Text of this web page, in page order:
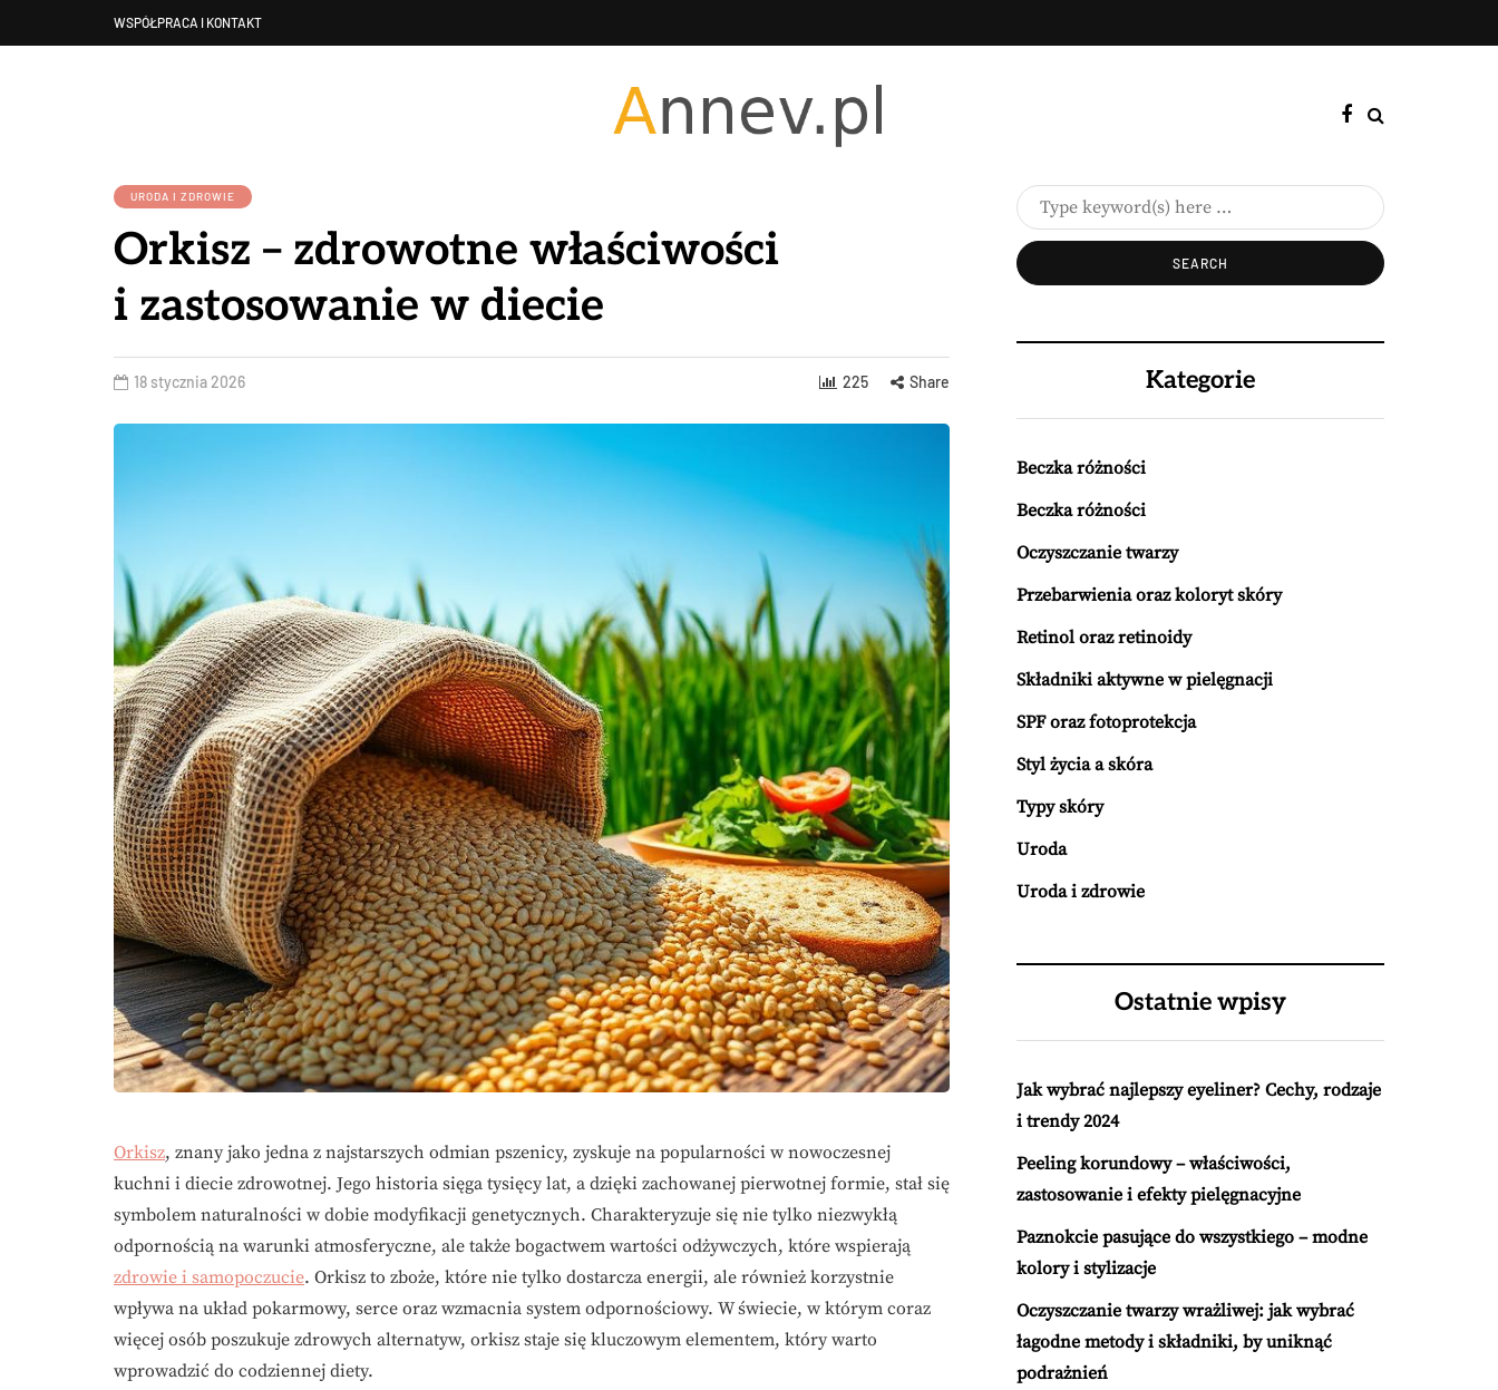
WSPÓŁPRACA I KONTAKT
URODA I ZDROWIE
Orkisz – zdrowotne właściwości
i zastosowanie w diecie
18 stycznia 2026 225 Share
Orkisz, znany jako jedna z najstarszych odmian pszenicy, zyskuje na popularności w nowoczesnej
kuchni i diecie zdrowotnej. Jego historia sięga tysięcy lat, a dzięki zachowanej pierwotnej formie, stał się
symbolem naturalności w dobie modyfikacji genetycznych. Charakteryzuje się nie tylko niezwykłą
odpornością na warunki atmosferyczne, ale także bogactwem wartości odżywczych, które wspierają
zdrowie i samopoczucie. Orkisz to zboże, które nie tylko dostarcza energii, ale również korzystnie
wpływa na układ pokarmowy, serce oraz wzmacnia system odpornościowy. W świecie, w którym coraz
więcej osób poszukuje zdrowych alternatyw, orkisz staje się kluczowym elementem, który warto
wprowadzić do codziennej diety.
Kategorie
Beczka różności
Beczka różności
Oczyszczanie twarzy
Przebarwienia oraz koloryt skóry
Retinol oraz retinoidy
Składniki aktywne w pielęgnacji
SPF oraz fotoprotekcja
Styl życia a skóra
Typy skóry
Uroda
Uroda i zdrowie
Ostatnie wpisy
Jak wybrać najlepszy eyeliner? Cechy, rodzaje
i trendy 2024
Peeling korundowy – właściwości,
zastosowanie i efekty pielęgnacyjne
Paznokcie pasujące do wszystkiego – modne
kolory i stylizacje
Oczyszczanie twarzy wrażliwej: jak wybrać
łagodne metody i składniki, by uniknąć
podrażnień